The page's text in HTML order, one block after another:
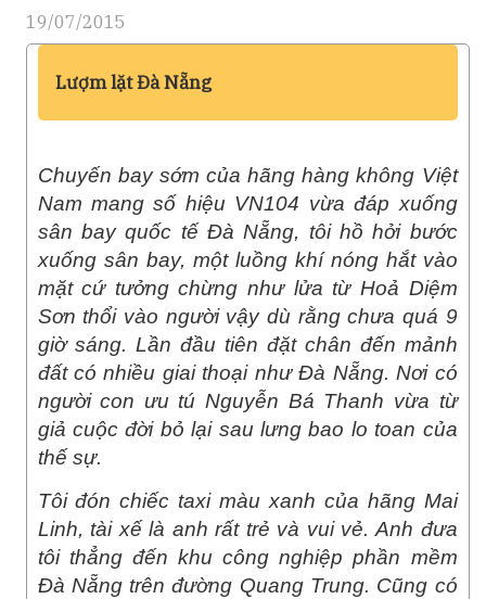
19/07/2015
Lượm lặt Đà Nẵng
Chuyến bay sớm của hãng hàng không Việt
Nam mang số hiệu VN104 vừa đáp xuống
sân bay quốc tế Đà Nẵng, tôi hồ hởi bước
xuống sân bay, một luồng khí nóng hắt vào
mặt cứ tưởng chừng như lửa từ Hoả Diệm
Sơn thổi vào người vậy dù rằng chưa quá 9
giờ sáng. Lần đầu tiên đặt chân đến mảnh
đất có nhiều giai thoại như Đà Nẵng. Nơi có
người con ưu tú Nguyễn Bá Thanh vừa từ
giả cuộc đời bỏ lại sau lưng bao lo toan của
thế sự.
Tôi đón chiếc taxi màu xanh của hãng Mai
Linh, tài xế là anh rất trẻ và vui vẻ. Anh đưa
tôi thẳng đến khu công nghiệp phần mềm
Đà Nẵng trên đường Quang Trung. Cũng có